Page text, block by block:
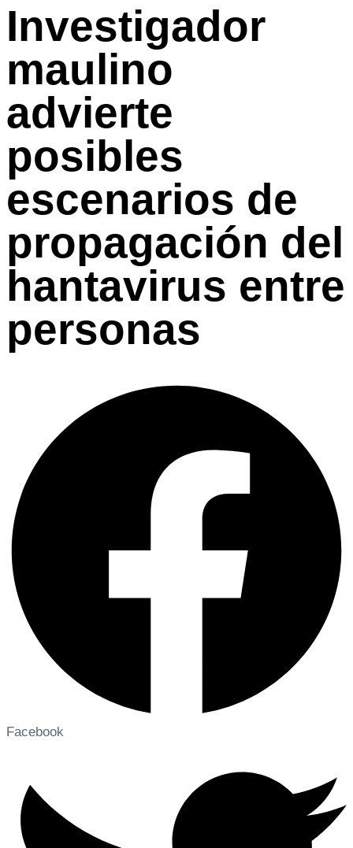
Investigador
maulino
advierte
posibles
escenarios de
propagación del
hantavirus entre
personas
Facebook